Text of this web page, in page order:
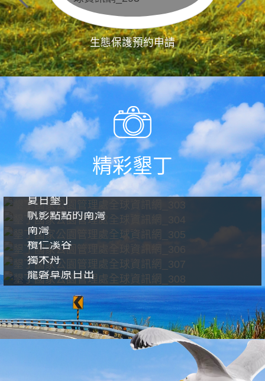
生態保護預約申請
精彩墾丁
夏日墾丁
帆影點點的南灣
南灣
欖仁溪谷
獨木舟
龍磐草原日出